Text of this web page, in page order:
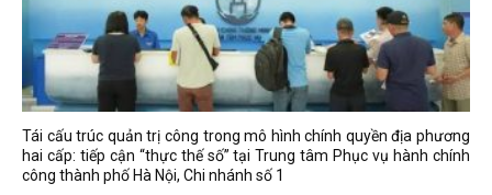
Tái cấu trúc quản trị công trong mô hình chính quyền địa phương
hai cấp: tiếp cận “thực thế số” tại Trung tâm Phục vụ hành chính
công thành phố Hà Nội, Chi nhánh số 1